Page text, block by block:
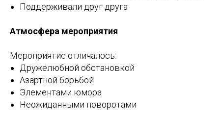
Поддерживали друг друга
Атмосфера мероприятия
Мероприятие отличалось:
Дружелюбной обстановкой
Азартной борьбой
Элементами юмора
Неожиданными поворотами